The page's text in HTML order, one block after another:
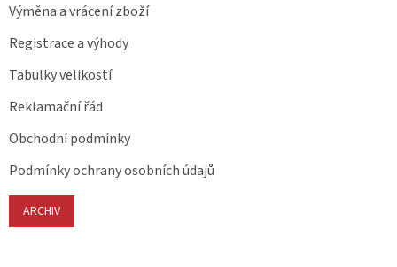
Výměna a vrácení zboží
Registrace a výhody
Tabulky velikostí
Reklamační řád
Obchodní podmínky
Podmínky ochrany osobních údajů
ARCHIV